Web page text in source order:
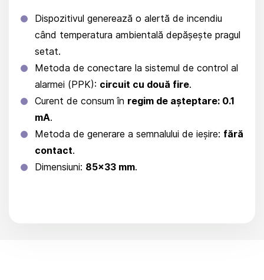
Dispozitivul generează o alertă de incendiu
când temperatura ambientală depășește pragul
setat.
Metoda de conectare la sistemul de control al
alarmei (PPK): circuit cu două fire.
Curent de consum în regim de așteptare: 0.1
mA.
Metoda de generare a semnalului de ieșire: fără
contact.
Dimensiuni: 85x33 mm.